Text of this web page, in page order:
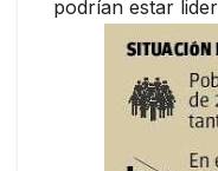
podrían estar